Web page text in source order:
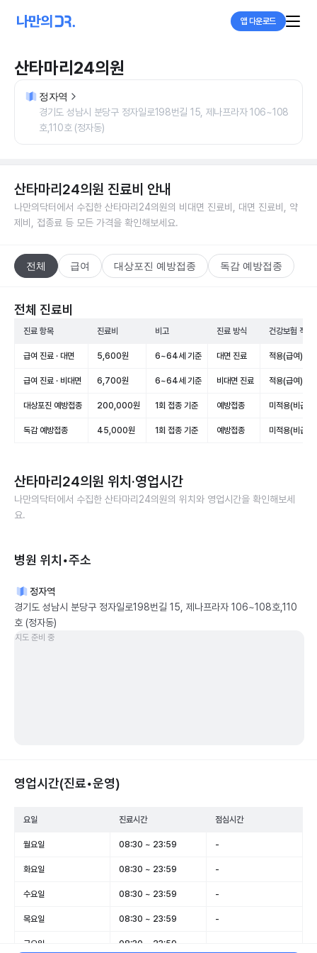
앱 다운로드
산타마리24의원
정자역
경기도 성남시 분당구 정자일로198번길 15, 제나프라자 106~108
호,110호 (정자동)
산타마리24의원 진료비 안내
나만의닥터에서 수집한 산타마리24의원의 비대면 진료비, 대면 진료비, 약
제비, 접종료 등 모든 가격을 확인해보세요.
전체 급여 대상포진 예방접종 독감 예방접종
전체 진료비
진료 항목 진료비 비고 진료 방식 건강보험 적용
급여 진료 · 대면 5,600원 6~64세 기준 대면 진료 적용(급여)
급여 진료 · 비대면 6,700원 6~64세 기준 비대면 진료 적용(급여)
대상포진 예방접종 200,000원 1회 접종 기준 예방접종 미적용(비급여)
독감 예방접종 45,000원 1회 접종 기준 예방접종 미적용(비급여)
산타마리24의원 위치·영업시간
나만의닥터에서 수집한 산타마리24의원의 위치와 영업시간을 확인해보세
요.
병원 위치•주소
정자역
경기도 성남시 분당구 정자일로198번길 15, 제나프라자 106~108호,110
호 (정자동)
지도 준비 중
영업시간(진료•운영)
요일 진료시간 점심시간
월요일 08:30 ~ 23:59 -
화요일 08:30 ~ 23:59 -
수요일 08:30 ~ 23:59 -
목요일 08:30 ~ 23:59 -
금요일 08:30 ~ 23:59